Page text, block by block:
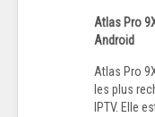
Atlas Pro
Android
Atlas Pro
les plus
IPTV. Elle